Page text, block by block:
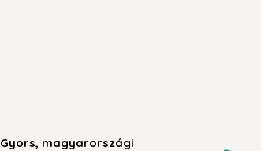
Gyors, magyarországi